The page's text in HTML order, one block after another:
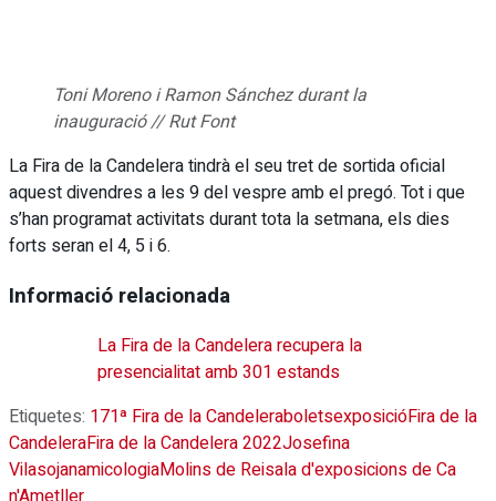
Toni Moreno i Ramon Sánchez durant la
inauguració // Rut Font
La Fira de la Candelera tindrà el seu tret de sortida oficial
aquest divendres a les 9 del vespre amb el pregó. Tot i que
s’han programat activitats durant tota la setmana, els dies
forts seran el 4, 5 i 6.
Informació relacionada
La Fira de la Candelera recupera la
presencialitat amb 301 estands
Etiquetes: 171ª Fira de la CandeleraboletsexposicióFira de la
CandeleraFira de la Candelera 2022Josefina
VilasojanamicologiaMolins de Reisala d'exposicions de Ca